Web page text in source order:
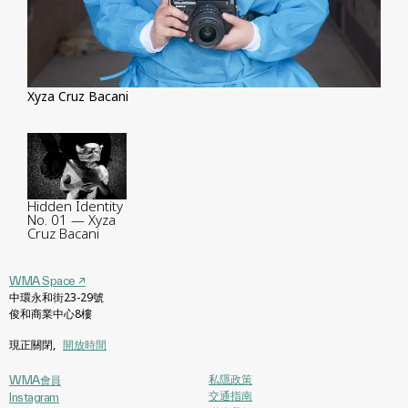
Xyza Cruz Bacani
Hidden Identity
No. 01 — Xyza
Cruz Bacani
WMA Space ↗
中環永和街23-29號
俊和商業中心8樓
現正關閉, 開放時間
WMA會員
Instagram
私隱政策
交通指南